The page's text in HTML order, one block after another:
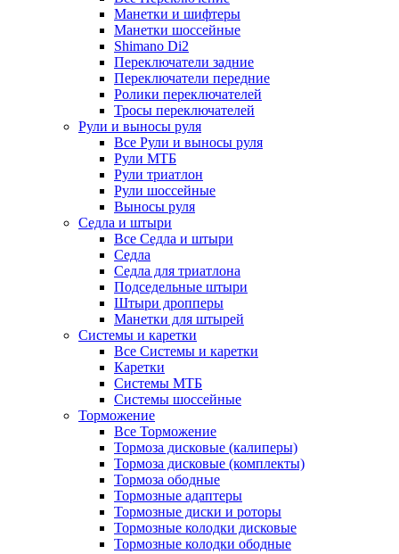
Манетки и шифтеры
Манетки шоссейные
Shimano Di2
Переключатели задние
Переключатели передние
Ролики переключателей
Тросы переключателей
Рули и выносы руля
Все Рули и выносы руля
Рули МТБ
Рули триатлон
Рули шоссейные
Выносы руля
Седла и штыри
Все Седла и штыри
Седла
Седла для триатлона
Подседельные штыри
Штыри дропперы
Манетки для штырей
Системы и каретки
Все Системы и каретки
Каретки
Системы МТБ
Системы шоссейные
Торможение
Все Торможение
Тормоза дисковые (калиперы)
Тормоза дисковые (комплекты)
Тормоза ободные
Тормозные адаптеры
Тормозные диски и роторы
Тормозные колодки дисковые
Тормозные колодки ободные